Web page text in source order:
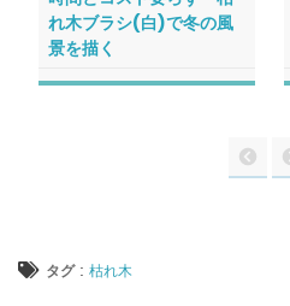
れ木ブラシ(白)で冬の風
景を描く
タグ: 枯れ木